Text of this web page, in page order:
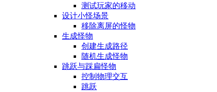
测试玩家的移动
设计小怪场景
移除离屏的怪物
生成怪物
创建生成路径
随机生成怪物
跳跃与踩扁怪物
控制物理交互
跳跃